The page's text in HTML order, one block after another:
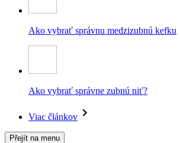
Ako vybrať správnu medzizubnú kefku
Ako vybrať správne zubnú niť?
Viac článkov
Přejít na menu